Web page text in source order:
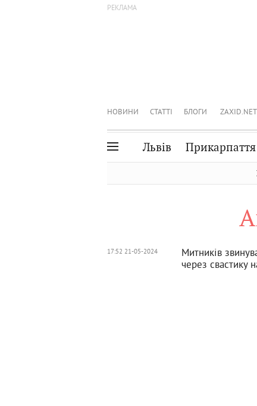
НОВИНИ СТАТТІ БЛОГИ
Львів Прикарпаття
17:52 21-05-2024
Митників
через свастику